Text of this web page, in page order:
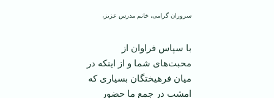
سروران گرامی، خانم مدرس عزیز،
با سپاس فراوان از
محبت‌های شما و از اینکه در
میان فرهیختگان بسياری که
امشب در جمع ما حضور